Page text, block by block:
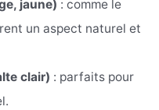
jaune) : comme le
un aspect naturel et
clair) : parfaits pour